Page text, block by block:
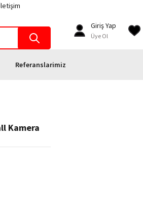
Giriş Yap
Üye Ol
Referanslarimiz
Kamera